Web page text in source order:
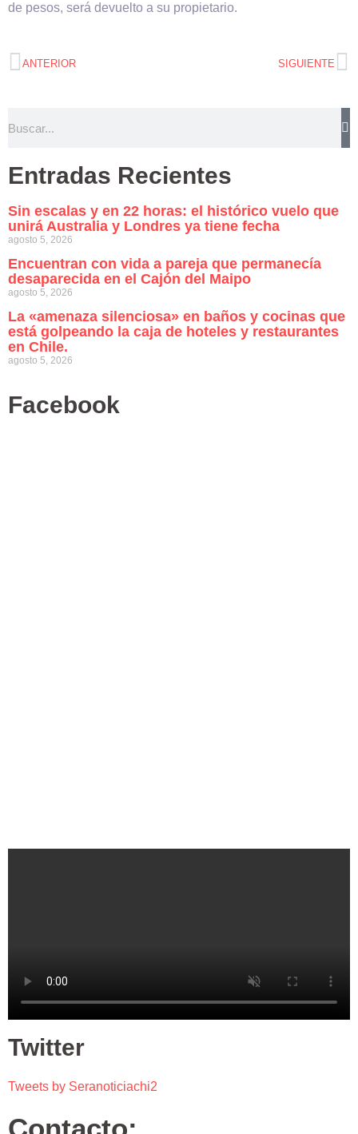
de pesos, será devuelto a su propietario.
ANTERIOR SIGUIENTE
Entradas Recientes
Sin escalas y en 22 horas: el histórico vuelo que
unirá Australia y Londres ya tiene fecha
agosto 5, 2026
Encuentran con vida a pareja que permanecía
desaparecida en el Cajón del Maipo
agosto 5, 2026
La «amenaza silenciosa» en baños y cocinas que
está golpeando la caja de hoteles y restaurantes
en Chile.
agosto 5, 2026
Facebook
Twitter
Tweets by Seranoticiachi2